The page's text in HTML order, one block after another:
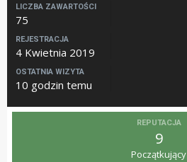
LICZBA ZAWARTOŚCI
75
REJESTRACJA
4 Kwietnia 2019
OSTATNIA WIZYTA
10 godzin temu
REPUTACJA
9
Początkujący